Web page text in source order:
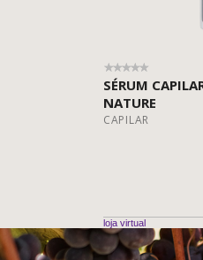
SÉRUM
NATURE
CAPILAR
loja virtual